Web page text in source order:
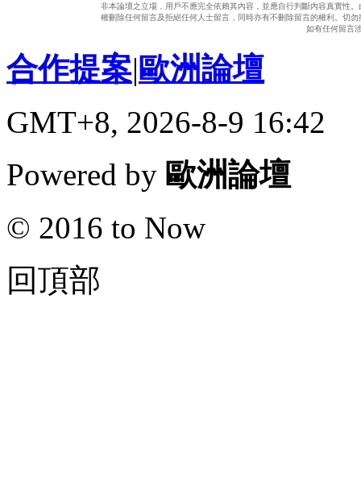
非本論壇之立場，用戶不應完全依賴其內容，並應自行判斷內容真實性
權刪除任何留言及拒絕任何人士留言，同時亦有不刪除留言的權利。切
如有任何留言
合作提案|歐洲論壇
GMT+8, 2026-8-9 16:42
Powered by 歐洲論壇
© 2016 to Now
回頂部